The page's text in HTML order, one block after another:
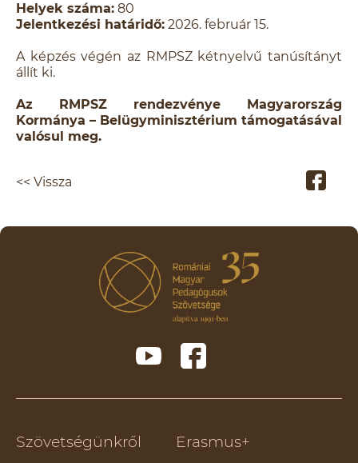
Helyek száma: 80
Jelentkezési határidő: 2026. február 15.
A képzés végén az RMPSZ kétnyelvű tanúsítányt
állít ki.
Az RMPSZ rendezvénye Magyarország
Kormánya – Belügyminisztérium támogatásával
valósul meg.
<< Vissza
Szövetségünkről Erasmus+